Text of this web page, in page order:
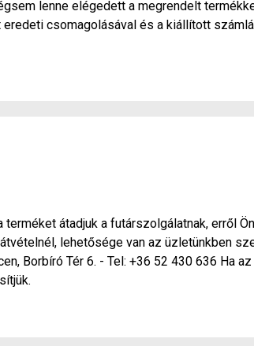
lenne elégedett a megrendelt
csomagolásával és a kiállított
átadjuk a futárszolgálatnak, erről
lehetősége van az üzletünkben
Borbíró Tér 6. - Tel: +36 52 430 636 Ha